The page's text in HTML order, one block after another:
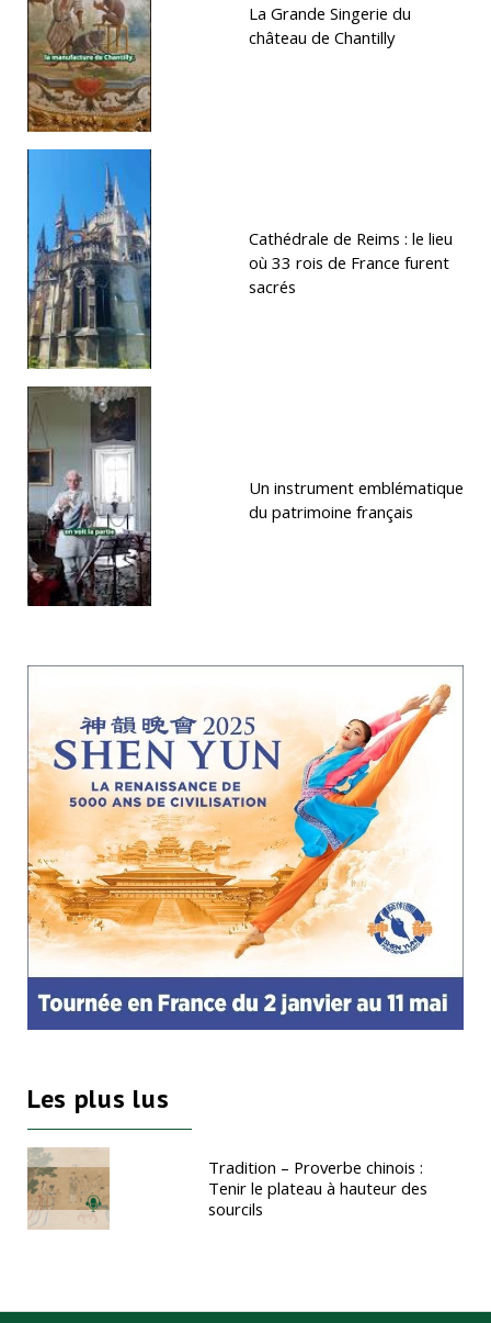
La Grande Singerie du
château de Chantilly
Cathédrale de Reims : le lieu
où 33 rois de France furent
sacrés
Un instrument emblématique
du patrimoine français
Les plus lus
Tradition – Proverbe chinois :
Tenir le plateau à hauteur des
sourcils